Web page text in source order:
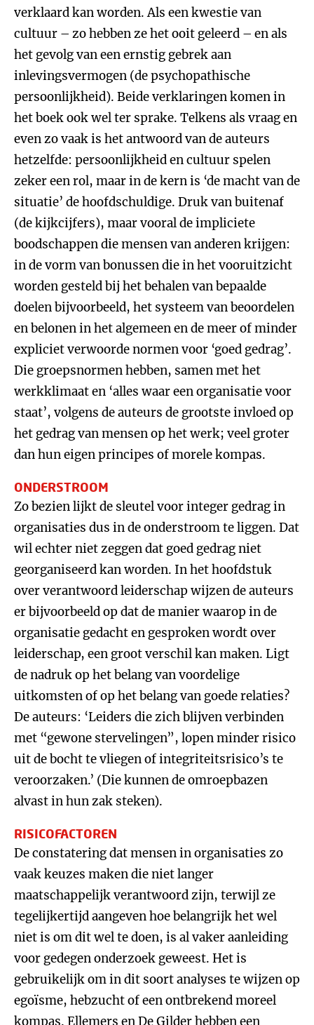
verklaard kan worden. Als een kwestie van
cultuur – zo hebben ze het ooit geleerd – en als
het gevolg van een ernstig gebrek aan
inlevingsvermogen (de psychopathische
persoonlijkheid). Beide verklaringen komen in
het boek ook wel ter sprake. Telkens als vraag en
even zo vaak is het antwoord van de auteurs
hetzelfde: persoonlijkheid en cultuur spelen
zeker een rol, maar in de kern is ‘de macht van de
situatie’ de hoofdschuldige. Druk van buitenaf
(de kijkcijfers), maar vooral de impliciete
boodschappen die mensen van anderen krijgen:
in de vorm van bonussen die in het vooruitzicht
worden gesteld bij het behalen van bepaalde
doelen bijvoorbeeld, het systeem van beoordelen
en belonen in het algemeen en de meer of minder
expliciet verwoorde normen voor ‘goed gedrag’.
Die groepsnormen hebben, samen met het
werkklimaat en ‘alles waar een organisatie voor
staat’, volgens de auteurs de grootste invloed op
het gedrag van mensen op het werk; veel groter
dan hun eigen principes of morele kompas.
ONDERSTROOM
Zo bezien lijkt de sleutel voor integer gedrag in
organisaties dus in de onderstroom te liggen. Dat
wil echter niet zeggen dat goed gedrag niet
georganiseerd kan worden. In het hoofdstuk
over verantwoord leiderschap wijzen de auteurs
er bijvoorbeeld op dat de manier waarop in de
organisatie gedacht en gesproken wordt over
leiderschap, een groot verschil kan maken. Ligt
de nadruk op het belang van voordelige
uitkomsten of op het belang van goede relaties?
De auteurs: ‘Leiders die zich blijven verbinden
met “gewone stervelingen”, lopen minder risico
uit de bocht te vliegen of integriteitsrisico’s te
veroorzaken.’ (Die kunnen de omroepbazen
alvast in hun zak steken).
RISICOFACTOREN
De constatering dat mensen in organisaties zo
vaak keuzes maken die niet langer
maatschappelijk verantwoord zijn, terwijl ze
tegelijkertijd aangeven hoe belangrijk het wel
niet is om dit wel te doen, is al vaker aanleiding
voor gedegen onderzoek geweest. Het is
gebruikelijk om in dit soort analyses te wijzen op
egoïsme, hebzucht of een ontbrekend moreel
kompas. Ellemers en De Gilder hebben een